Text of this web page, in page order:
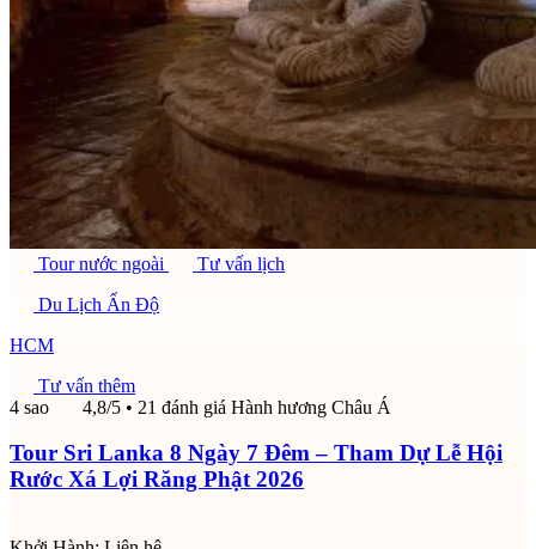
Tour nước ngoài
Tư vấn lịch
Du Lịch Ấn Độ
HCM
Tư vấn thêm
4 sao
4,8/5 • 21 đánh giá Hành hương Châu Á
Tour Sri Lanka 8 Ngày 7 Đêm – Tham Dự Lễ Hội
Rước Xá Lợi Răng Phật 2026